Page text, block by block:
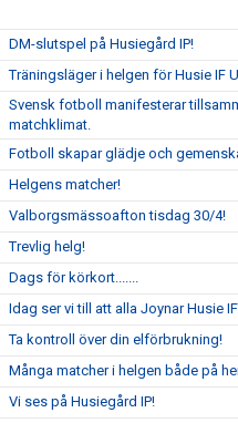
DM-slutspel på Husiegård IP!
Träningsläger i helgen för Husie IF
Svensk fotboll manifesterar
matchklimat.
Fotboll skapar glädje och
Helgens matcher!
Valborgsmässoafton tisdag 30/4!
Trevlig helg!
Dags för körkort.......
Idag ser vi till att alla Joynar Husie
Ta kontroll över din elförbrukning!
Många matcher i helgen både på
Vi ses på Husiegård IP!